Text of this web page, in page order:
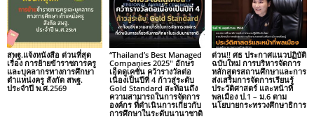
สพฐ.แจ้งหนังสือ ด่วนที่สุด
เรื่อง การย้ายข้าราชการครู
และบุคลากรทางการศึกษา
ตำแหน่งครู สังกัด สพฐ.
ประจำปี พ.ศ.2569
“Thailand’s Best Managed
Companies 2025″ อักษร
เอ็ดดูเคชั่น คว้ารางวัลต่อ
เนื่องเป็นปีที่ 4 ก้าวสู่ระดับ
Gold Standard สะท้อนถึง
ความสามารถในการจัดการ
องค์กร ที่ดำเนินการเกี่ยวกับ
การศึกษาในระดับนานาชาติ
ด่วน!! ศธ ประกาศแนวปฏิบัติ
ฉบับใหม่ การบริหารจัดการ
หลักสูตรสถานศึกษาและการ
ส่งเสริมการจัดการเรียนรู้
ประวัติศาสตร์ และหน้าที่
พลเมือง ป.1 – ม.6 ตาม
นโยบายกระทรวงศึกษาธิการ